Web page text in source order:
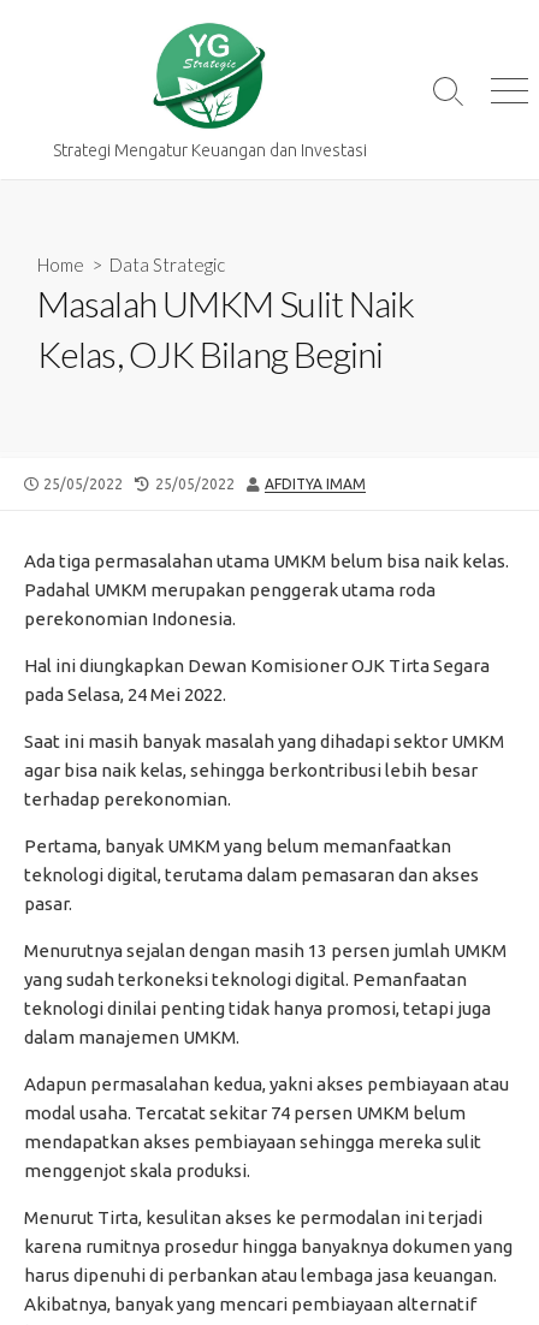
Strategi Mengatur Keuangan dan Investasi
Search
Home > Data Strategic
Masalah UMKM Sulit Naik
Kelas, OJK Bilang Begini
PUBLISHED
25/05/2022
LAST
25/05/2022 AUTHOR
AFDITYA IMAM
Ada tiga permasalahan utama UMKM belum bisa naik kelas.
Padahal UMKM merupakan penggerak utama roda
perekonomian Indonesia.
Hal ini diungkapkan Dewan Komisioner OJK Tirta Segara
pada Selasa, 24 Mei 2022.
Saat ini masih banyak masalah yang dihadapi sektor UMKM
agar bisa naik kelas, sehingga berkontribusi lebih besar
terhadap perekonomian.
Pertama, banyak UMKM yang belum memanfaatkan
teknologi digital, terutama dalam pemasaran dan akses
pasar.
Menurutnya sejalan dengan masih 13 persen jumlah UMKM
yang sudah terkoneksi teknologi digital. Pemanfaatan
teknologi dinilai penting tidak hanya promosi, tetapi juga
dalam manajemen UMKM.
Adapun permasalahan kedua, yakni akses pembiayaan atau
modal usaha. Tercatat sekitar 74 persen UMKM belum
mendapatkan akses pembiayaan sehingga mereka sulit
menggenjot skala produksi.
Menurut Tirta, kesulitan akses ke permodalan ini terjadi
karena rumitnya prosedur hingga banyaknya dokumen yang
harus dipenuhi di perbankan atau lembaga jasa keuangan.
Akibatnya, banyak yang mencari pembiayaan alternatif